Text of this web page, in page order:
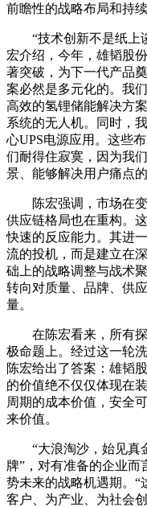
前瞻性的战略布局和持
“技术创新不是纸上
宏介绍，今年，雄韬股
著突破，为下一代产品
案必然是多元化的。我
高效的氢锂储能解决方
系统的无人机。同时，
心UPS电源应用。这些
们耐得住寂寞，因为我
景、能够解决用户痛点
陈宏强调，市场在
供应链格局也在重构。
快速的反应能力。其进
流的投机，而是建立在
础上的战略调整与战术
转向对质量、品牌、供
量。
在陈宏看来，所有
极命题上。经过这一轮
陈宏给出了答案：雄韬
的价值绝不仅仅体现在
周期的成本价值，安全
来价值。
“大浪淘沙，始见真
牌”，对有准备的企业
势未来的战略机遇期。“
客户、为产业、为社会